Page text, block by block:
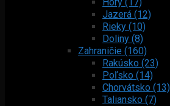
Jazerá (12)
Rieky (10)
Doliny (8)
Zahraničie (160)
Rakúsko (23)
Poľsko (14)
Chorvátsko (13)
Taliansko (7)